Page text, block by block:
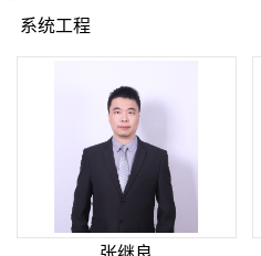
系统工程